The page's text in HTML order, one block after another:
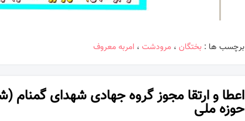
برچسب ها :بختگان ،مرودشت ،امربه معروف
اعطا و ارتقا مجوز گروه جهادی شهدای گمنام
حوزه ملی